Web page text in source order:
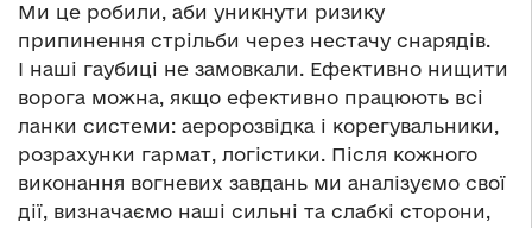
Ми це робили, аби уникнути ризику
припинення стрільби через нестачу снарядів.
І наші гаубиці не замовкали. Ефективно нищити
ворога можна, якщо ефективно працюють всі
ланки системи: аеророзвідка і корегувальники,
розрахунки гармат, логістики. Після кожного
виконання вогневих завдань ми аналізуємо свої
дії, визначаємо наші сильні та слабкі сторони,